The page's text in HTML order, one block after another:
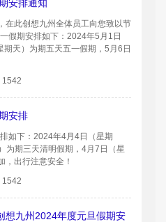
安排通知
在此创想九州全体员工向您致以节
假期安排如下：2024年5月1日
期天）为期五天五一假期，5月6日
1542
安排
如下：2024年4月4日（星期
为期三天清明假期，4月7日（星
，出行注意安全！
1542
想九州2024年度元旦假期安